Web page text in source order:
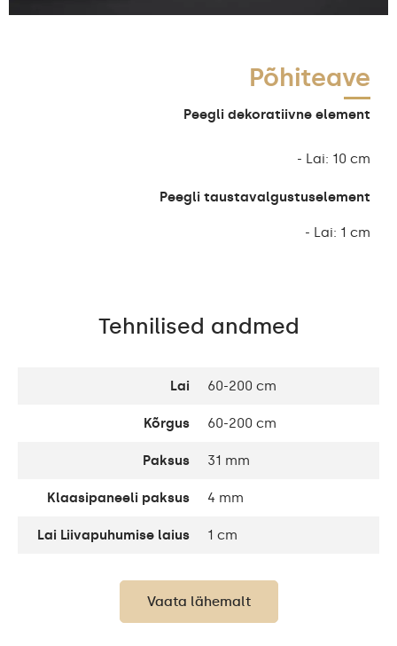
Põhiteave
Peegli dekoratiivne element
- Lai: 10 cm
Peegli taustavalgustuselement
- Lai: 1 cm
Tehnilised andmed
Lai 60-200 cm
Kõrgus 60-200 cm
Paksus 31 mm
Klaasipaneeli paksus 4 mm
Lai Liivapuhumise laius 1 cm
10 cm
Kuni 15 000h/ Phillips
Vaata lähemalt